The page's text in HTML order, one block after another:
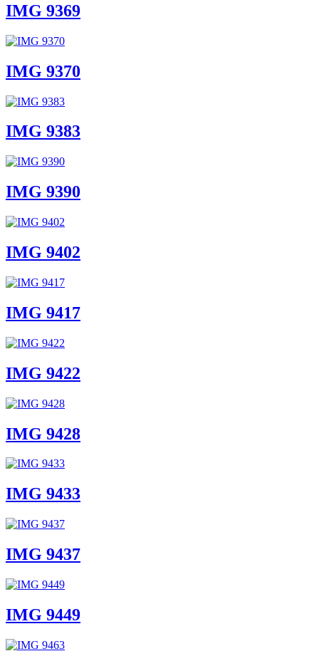
IMG 9369
IMG 9370
IMG 9383
IMG 9390
IMG 9402
IMG 9417
IMG 9422
IMG 9428
IMG 9433
IMG 9437
IMG 9449